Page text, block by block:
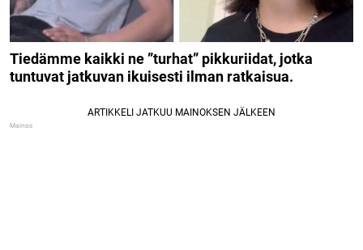
Tiedämme kaikki ne ”turhat” pikkuriidat, jotka
tuntuvat jatkuvan ikuisesti ilman ratkaisua.